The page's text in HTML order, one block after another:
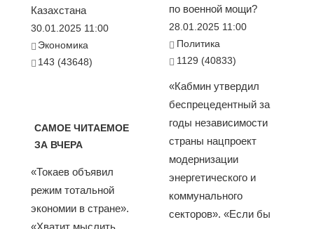
Казахстана
30.01.2025 11:00
Экономика
143 (43648)
САМОЕ ЧИТАЕМОЕ
ЗА ВЧЕРА
«Токаев объявил
режим тотальной
экономии в стране».
«Хватит мыслить
по военной мощи?
28.01.2025 11:00
Политика
1129 (40833)
«Кабмин утвердил
беспрецедентный за
годы независимости
страны нацпроект
модернизации
энергетического и
коммунального
секторов». «Если бы